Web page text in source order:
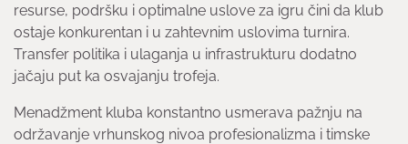
resurse, podršku i optimalne uslove za igru čini da klub
ostaje konkurentan i u zahtevnim uslovima turnira.
Transfer politika i ulaganja u infrastrukturu dodatno
jačaju put ka osvajanju trofeja.
Menadžment kluba konstantno usmerava pažnju na
održavanje vrhunskog nivoa profesionalizma i timske